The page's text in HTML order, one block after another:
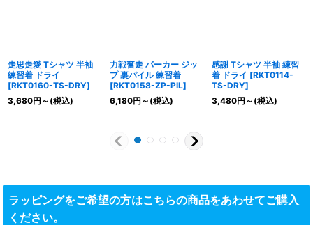
走思走愛 Tシャツ 半袖
練習着 ドライ
[RKT0160-TS-DRY]
3,680円 ～ (税込)
力戦奮走 パーカー ジッ
プ 裏パイル 練習着
[RKT0158-ZP-PIL]
6,180円 ～ (税込)
感謝 Tシャツ 半袖 練習
着 ドライ [RKT0114-
TS-DRY]
3,480円 ～ (税込)
ラッピングをご希望の方はこちらの商品をあわせてご購入
ください。